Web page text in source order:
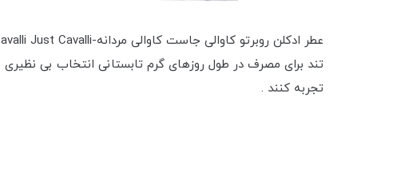
تند برای مصرف در طول روزهای گرم تابستانی انتخاب بی
تجربه کنند .